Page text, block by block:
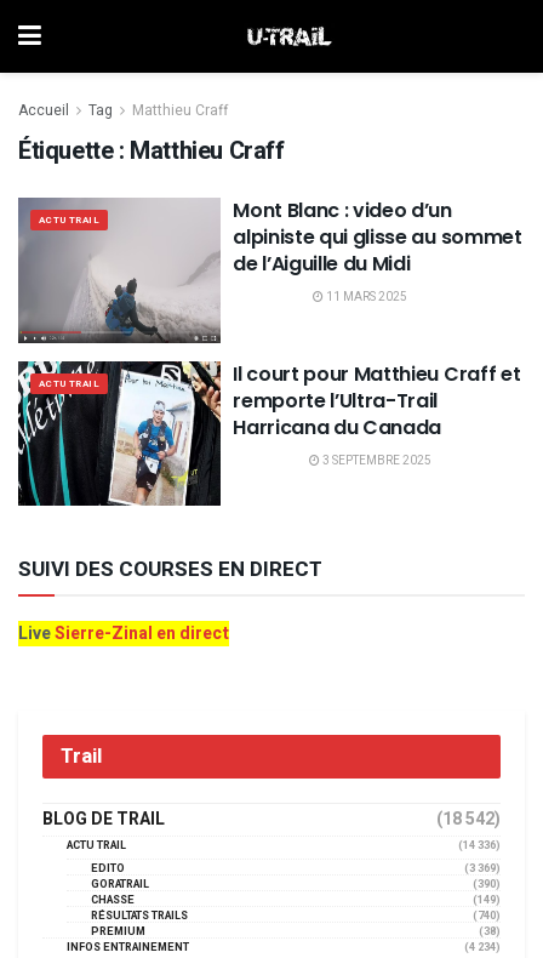
Accueil Tag Matthieu Craff
Étiquette : Matthieu Craff
ACTU TRAIL
Mont Blanc : video d’un
alpiniste qui glisse au sommet
de l’Aiguille du Midi
11 MARS 2025
ACTU TRAIL
Il court pour Matthieu Craff et
remporte l’Ultra-Trail
Harricana du Canada
3 SEPTEMBRE 2025
SUIVI DES COURSES EN DIRECT
LiveSierre-Zinal en direct
Trail
BLOG DE TRAIL (18 542)
ACTU TRAIL
(14 336)
EDITO
(3 369)
GORATRAIL
(390)
CHASSE
(149)
RÉSULTATS TRAILS
(740)
PREMIUM
(38)
INFOS ENTRAINEMENT
(4 234)